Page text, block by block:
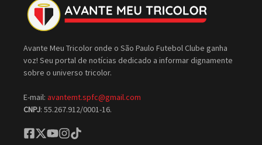
Avante Meu Tricolor onde o São Paulo Futebol Clube ganha
voz! Seu portal de notícias dedicado a informar dignamente
sobre o universo tricolor.
E-mail: avantemt.spfc@gmail.com
CNPJ: 55.267.912/0001-16.